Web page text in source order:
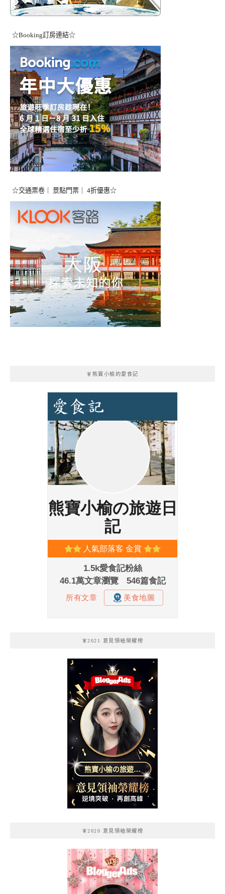
☆Booking訂房連結☆
☆交通票卷｜ 景點門票｜ 4折優惠☆
🧚熊寶小榆的愛食記
🧚2021 意見領袖榮耀榜
熊寶小榆の旅遊日
記
🧚2020 意見領袖榮耀榜